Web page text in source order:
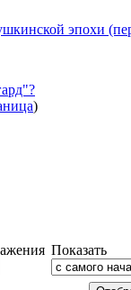
эпохи
)
Показать